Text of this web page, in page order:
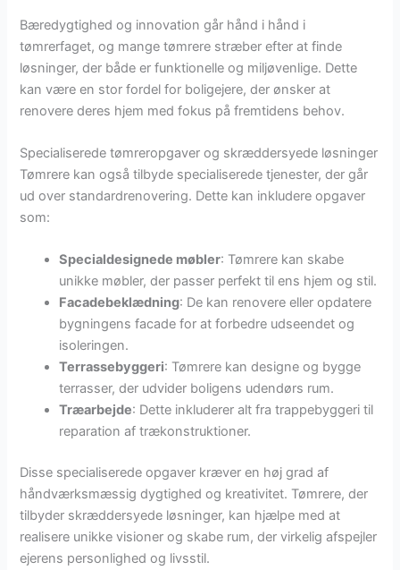
Bæredygtighed og innovation går hånd i hånd i
tømrerfaget, og mange tømrere stræber efter at finde
løsninger, der både er funktionelle og miljøvenlige. Dette
kan være en stor fordel for boligejere, der ønsker at
renovere deres hjem med fokus på fremtidens behov.
Specialiserede tømreropgaver og skræddersyede løsninger
Tømrere kan også tilbyde specialiserede tjenester, der går
ud over standardrenovering. Dette kan inkludere opgaver
som:
Specialdesignede møbler: Tømrere kan skabe
unikke møbler, der passer perfekt til ens hjem og stil.
Facadebeklædning: De kan renovere eller opdatere
bygningens facade for at forbedre udseendet og
isoleringen.
Terrassebyggeri: Tømrere kan designe og bygge
terrasser, der udvider boligens udendørs rum.
Træarbejde: Dette inkluderer alt fra trappebyggeri til
reparation af trækonstruktioner.
Disse specialiserede opgaver kræver en høj grad af
håndværksmæssig dygtighed og kreativitet. Tømrere, der
tilbyder skræddersyede løsninger, kan hjælpe med at
realisere unikke visioner og skabe rum, der virkelig afspejler
ejerens personlighed og livsstil.